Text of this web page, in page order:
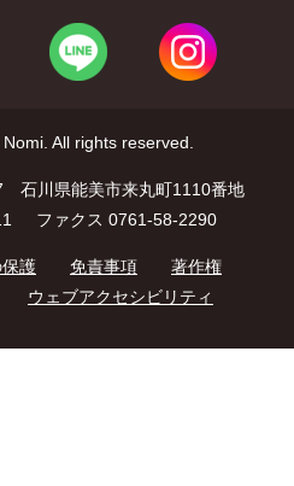
All rights reserved.
石川県能美市来丸町1110番地
ファクス 0761-58-2290
護 免責事項
著作権
ウェブアクセシビリティ